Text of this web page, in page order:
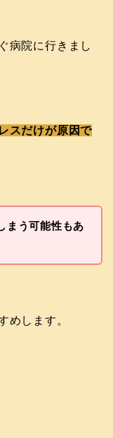
病院に行きまし
スだけが原因で
まう可能性もあ
めします。